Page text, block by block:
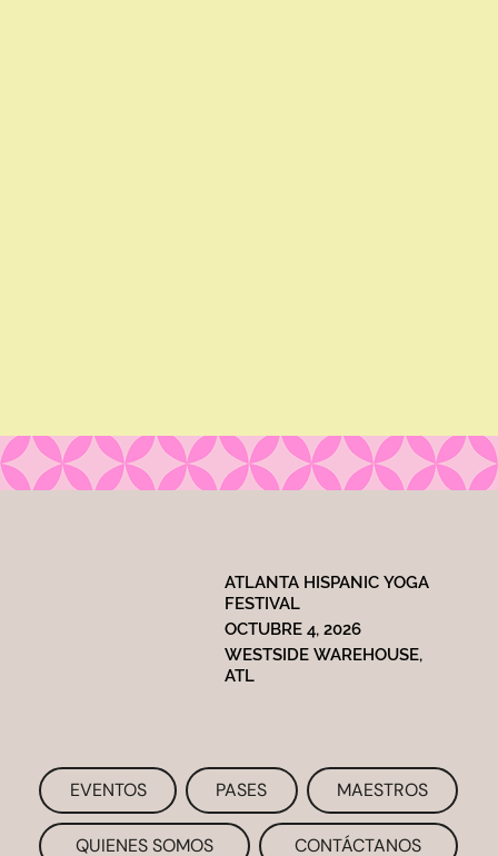
ATLANTA HISPANIC YOGA
FESTIVAL
OCTUBRE 4, 2026
WESTSIDE WAREHOUSE,
ATL
EVENTOS PASES MAESTROS
QUIENES SOMOS CONTÁCTANOS